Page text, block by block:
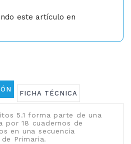
este artículo en
FICHA TÉCNICA
5.1 forma parte de una
por 18 cuadernos de
en una secuencia
de Primaria.